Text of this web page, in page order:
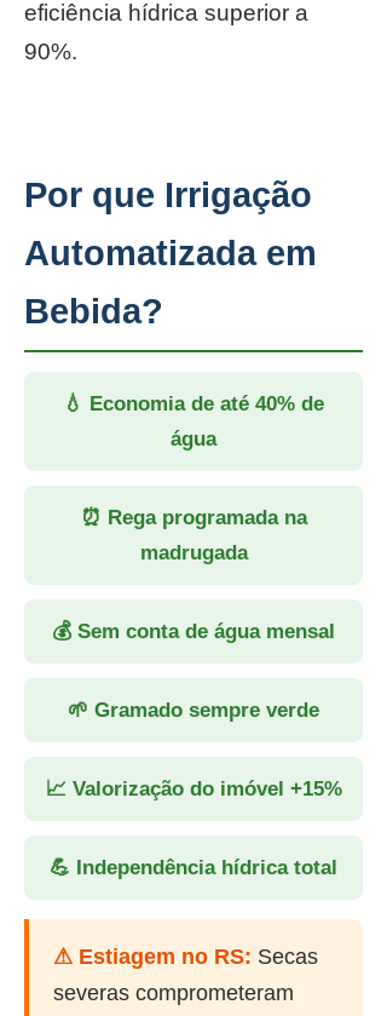
eficiência hídrica superior a
90%.
Por que Irrigação
Automatizada em
Bebida?
💧 Economia de até 40% de
água
⏰ Rega programada na
madrugada
💰 Sem conta de água mensal
🌱 Gramado sempre verde
📈 Valorização do imóvel +15%
💪 Independência hídrica total
⚠ Estiagem no RS: Secas
severas comprometeram